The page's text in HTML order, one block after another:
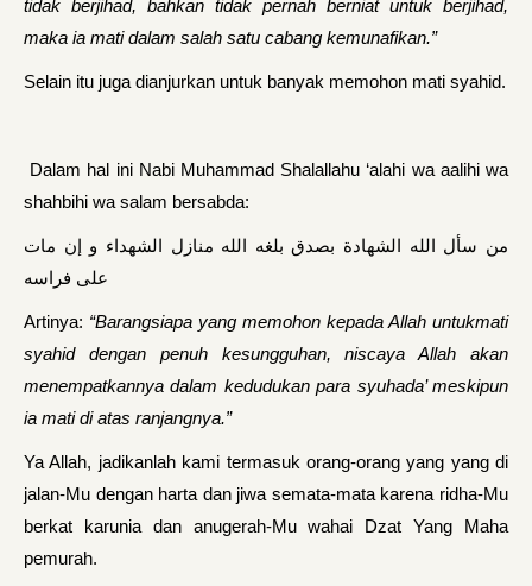
tidak berjihad, bahkan tidak pernah berniat untuk berjihad,
maka ia mati dalam salah satu cabang kemunafikan.”
Selain itu juga dianjurkan untuk banyak memohon mati syahid.
Dalam hal ini Nabi Muhammad Shalallahu ‘alahi wa aalihi wa
shahbihi wa salam bersabda:
من سأل الله الشهادة بصدق بلغه الله منازل الشهداء و إن مات
على فراسه
Artinya: “Barangsiapa yang memohon kepada Allah untukmati
syahid dengan penuh kesungguhan, niscaya Allah akan
menempatkannya dalam kedudukan para syuhada’ meskipun
ia mati di atas ranjangnya.”
Ya Allah, jadikanlah kami termasuk orang-orang yang yang di
jalan-Mu dengan harta dan jiwa semata-mata karena ridha-Mu
berkat karunia dan anugerah-Mu wahai Dzat Yang Maha
pemurah.